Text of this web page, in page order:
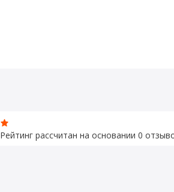
Рейтинг рассчитан на основании 0